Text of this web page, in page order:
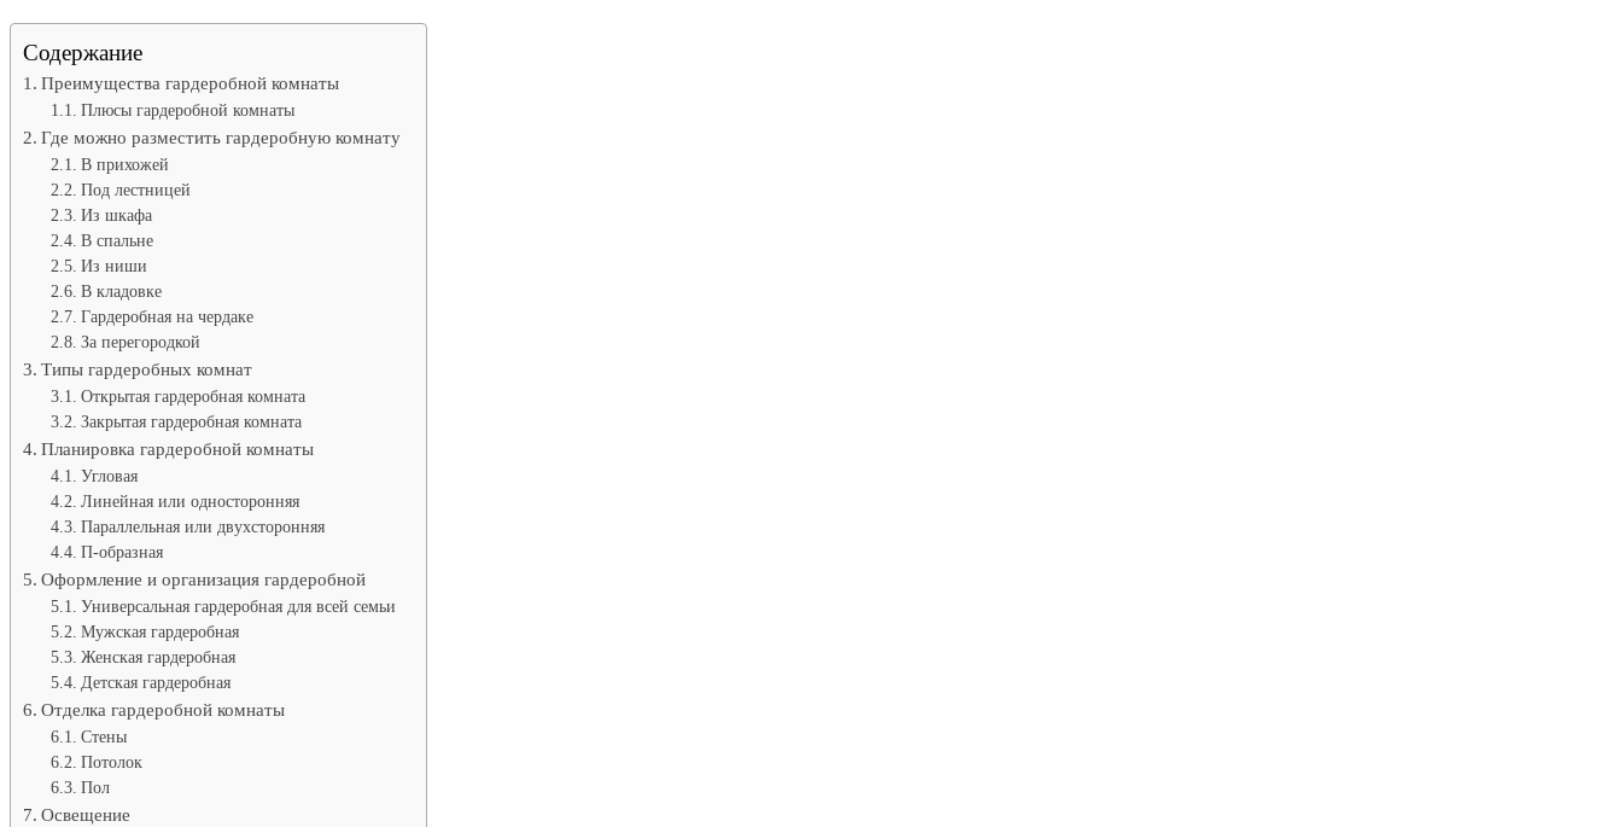
Содержание
Преимущества гардеробной комнаты
Плюсы гардеробной комнаты
Где можно разместить гардеробную комнату
В прихожей
Под лестницей
Из шкафа
В спальне
Из ниши
В кладовке
Гардеробная на чердаке
За перегородкой
Типы гардеробных комнат
Открытая гардеробная комната
Закрытая гардеробная комната
Планировка гардеробной комнаты
Угловая
Линейная или односторонняя
Параллельная или двухсторонняя
П-образная
Оформление и организация гардеробной
Универсальная гардеробная для всей семьи
Мужская гардеробная
Женская гардеробная
Детская гардеробная
Отделка гардеробной комнаты
Стены
Потолок
Пол
Освещение